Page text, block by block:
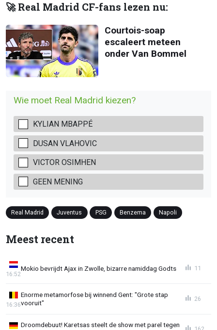
🚀 Real Madrid CF-fans lezen nu:
Courtois-soap
escaleert meteen
onder Van Bommel
Wie moet Real Madrid kiezen?
KYLIAN MBAPPÉ
DUSAN VLAHOVIC
VICTOR OSIMHEN
GEEN MENING
Real Madrid Juventus PSG Benzema Napoli
Meest recent
Mokio bevrijdt Ajax in Zwolle, bizarre namiddag Godts
16:52
11
Enorme metamorfose bij winnend Gent: "Grote stap
vooruit"
16:36
26
Droomdebuut! Karetsas steelt de show met parel tegen